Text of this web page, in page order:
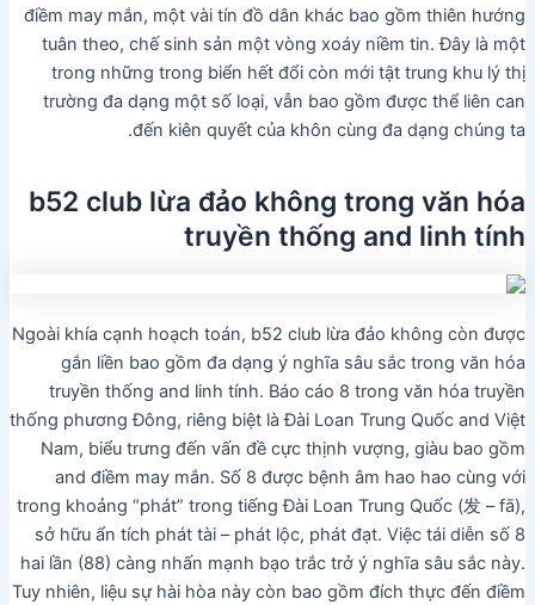
điềm may mắn, một vài tín đồ dân khác bao gồm thiên hướng
tuân theo, chế sinh sản một vòng xoáy niềm tin. Đây là một
trong những trong biển hết đổi còn mới tật trung khu lý thị
trường đa dạng một số loại, vẫn bao gồm được thể liên can
đến kiên quyết của khôn cùng đa dạng chúng ta.
b52 club lừa đảo không trong văn hóa
truyền thống and linh tính
Ngoài khía cạnh hoạch toán, b52 club lừa đảo không còn được
gắn liền bao gồm đa dạng ý nghĩa sâu sắc trong văn hóa
truyền thống and linh tính. Báo cáo 8 trong văn hóa truyền
thống phương Đông, riêng biệt là Đài Loan Trung Quốc and Việt
Nam, biểu trưng đến vấn đề cực thịnh vượng, giàu bao gồm
and điềm may mắn. Số 8 được bệnh âm hao hao cùng với
trong khoảng “phát” trong tiếng Đài Loan Trung Quốc (发 – fā),
sở hữu ẩn tích phát tài – phát lộc, phát đạt. Việc tái diễn số 8
hai lần (88) càng nhấn mạnh bạo trắc trở ý nghĩa sâu sắc này.
Tuy nhiên, liệu sự hài hòa này còn bao gồm đích thực đến điềm